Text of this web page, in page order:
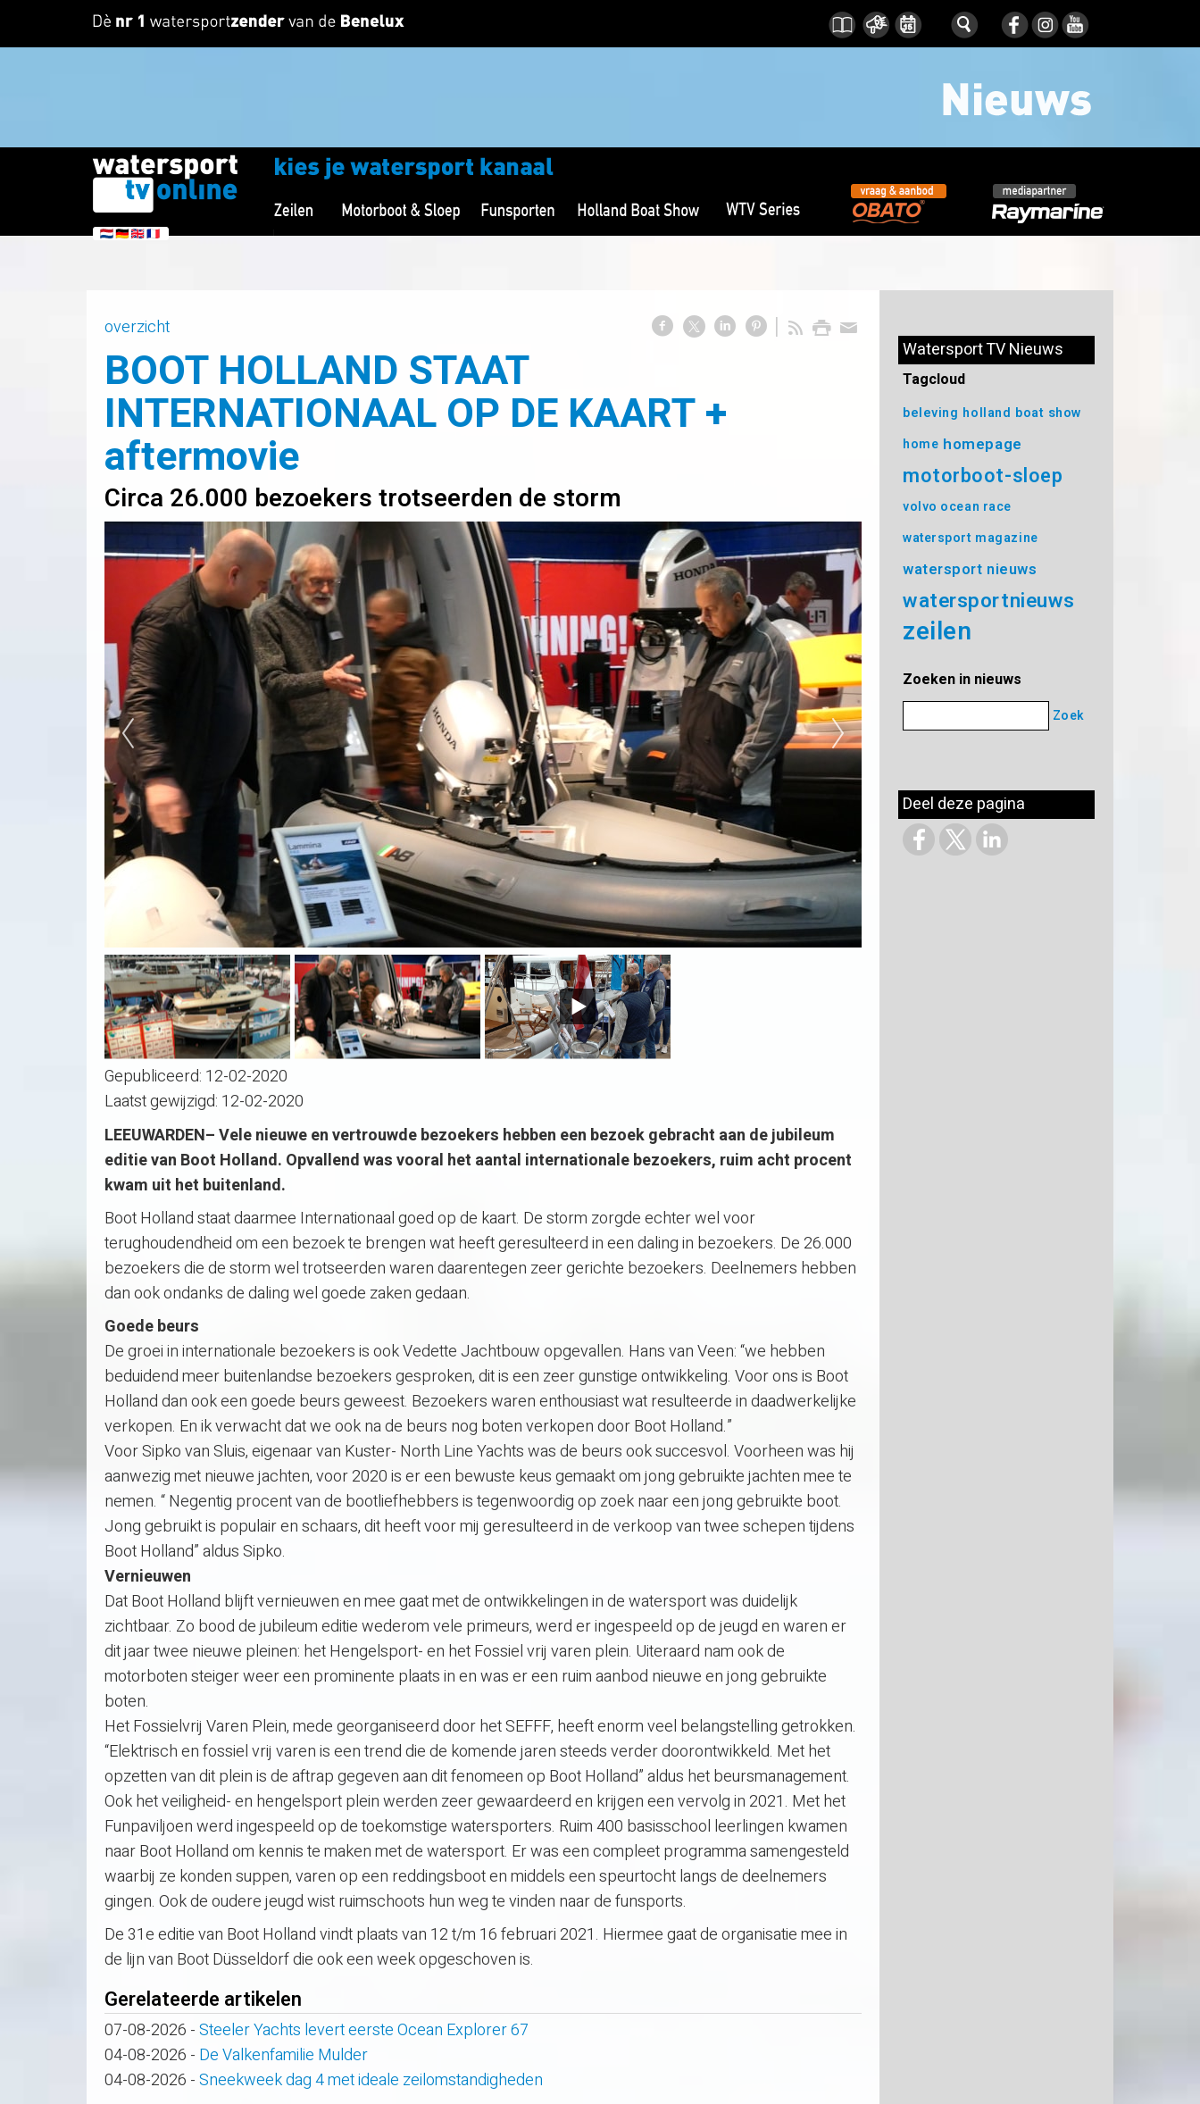
overzicht
BOOT HOLLAND STAAT
INTERNATIONAAL OP DE KAART +
aftermovie
Circa 26.000 bezoekers trotseerden de storm
Gepubliceerd: 12-02-2020
Laatst gewijzigd: 12-02-2020
LEEUWARDEN– Vele nieuwe en vertrouwde bezoekers hebben een bezoek gebracht aan de jubileum
editie van Boot Holland. Opvallend was vooral het aantal internationale bezoekers, ruim acht procent
kwam uit het buitenland.
Boot Holland staat daarmee Internationaal goed op de kaart. De storm zorgde echter wel voor
terughoudendheid om een bezoek te brengen wat heeft geresulteerd in een daling in bezoekers. De 26.000
bezoekers die de storm wel trotseerden waren daarentegen zeer gerichte bezoekers. Deelnemers hebben
dan ook ondanks de daling wel goede zaken gedaan.
Goede beurs
De groei in internationale bezoekers is ook Vedette Jachtbouw opgevallen. Hans van Veen: “we hebben
beduidend meer buitenlandse bezoekers gesproken, dit is een zeer gunstige ontwikkeling. Voor ons is Boot
Holland dan ook een goede beurs geweest. Bezoekers waren enthousiast wat resulteerde in daadwerkelijke
verkopen. En ik verwacht dat we ook na de beurs nog boten verkopen door Boot Holland.”
Voor Sipko van Sluis, eigenaar van Kuster- North Line Yachts was de beurs ook succesvol. Voorheen was hij
aanwezig met nieuwe jachten, voor 2020 is er een bewuste keus gemaakt om jong gebruikte jachten mee te
nemen. “ Negentig procent van de bootliefhebbers is tegenwoordig op zoek naar een jong gebruikte boot.
Jong gebruikt is populair en schaars, dit heeft voor mij geresulteerd in de verkoop van twee schepen tijdens
Boot Holland” aldus Sipko.
Vernieuwen
Dat Boot Holland blijft vernieuwen en mee gaat met de ontwikkelingen in de watersport was duidelijk
zichtbaar. Zo bood de jubileum editie wederom vele primeurs, werd er ingespeeld op de jeugd en waren er
dit jaar twee nieuwe pleinen: het Hengelsport- en het Fossiel vrij varen plein. Uiteraard nam ook de
motorboten steiger weer een prominente plaats in en was er een ruim aanbod nieuwe en jong gebruikte
boten.
Het Fossielvrij Varen Plein, mede georganiseerd door het SEFFF, heeft enorm veel belangstelling getrokken.
“Elektrisch en fossiel vrij varen is een trend die de komende jaren steeds verder doorontwikkeld. Met het
opzetten van dit plein is de aftrap gegeven aan dit fenomeen op Boot Holland” aldus het beursmanagement.
Ook het veiligheid- en hengelsport plein werden zeer gewaardeerd en krijgen een vervolg in 2021. Met het
Funpaviljoen werd ingespeeld op de toekomstige watersporters. Ruim 400 basisschool leerlingen kwamen
naar Boot Holland om kennis te maken met de watersport. Er was een compleet programma samengesteld
waarbij ze konden suppen, varen op een reddingsboot en middels een speurtocht langs de deelnemers
gingen. Ook de oudere jeugd wist ruimschoots hun weg te vinden naar de funsports.
De 31e editie van Boot Holland vindt plaats van 12 t/m 16 februari 2021. Hiermee gaat de organisatie mee in
de lijn van Boot Düsseldorf die ook een week opgeschoven is.
Gerelateerde artikelen
07-08-2026 -Steeler Yachts levert eerste Ocean Explorer 67
04-08-2026 - De Valkenfamilie Mulder
04-08-2026 -Sneekweek dag 4 met ideale zeilomstandigheden
Watersport TV Nieuws
Tagcloud
beleving holland boat show
home homepage
motorboot-sloep
volvo ocean race
watersport magazine
watersport nieuws
watersportnieuws
zeilen
Zoeken in nieuws
Zoek
Deel deze pagina